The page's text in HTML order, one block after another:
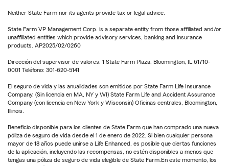
Neither State Farm nor its agents provide tax or legal advice.
State Farm VP Management Corp. is a separate entity from those affiliated and/or
unaffiliated entities which provide advisory services, banking and insurance
products. AP2025/02/0260
Dirección del supervisor de valores: 1 State Farm Plaza, Bloomington, IL 61710-
0001 Teléfono: 301-620-5141
El seguro de vida y las anualidades son emitidos por State Farm Life Insurance
Company. (Sin licencia en MA, NY y WI) State Farm Life and Accident Assurance
Company (con licencia en New York y Wisconsin) Oficinas centrales, Bloomington,
Illinois.
Beneficio disponible para los clientes de State Farm que han comprado una nueva
póliza de seguro de vida desde el 1 de enero de 2022. Si bien cualquier persona
mayor de 18 años puede unirse a Life Enhanced, es posible que ciertas funciones
de la aplicación, incluyendo las recompensas, no estén disponibles a menos que
tengas una póliza de seguro de vida elegible de State Farm.En este momento, los